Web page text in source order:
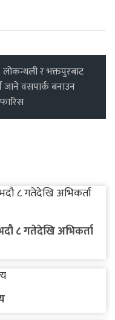
लोकन्थली र भक्तपुरबाट
जाने वसपार्क बनाउन
८ गतेदेखि अभिकर्ता